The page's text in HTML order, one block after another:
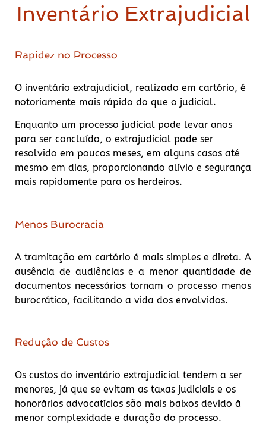
Inventário Extrajudicial
Rapidez no Processo
O inventário extrajudicial, realizado em cartório, é
notoriamente mais rápido do que o judicial.
Enquanto um processo judicial pode levar anos
para ser concluído, o extrajudicial pode ser
resolvido em poucos meses, em alguns casos até
mesmo em dias, proporcionando alívio e segurança
mais rapidamente para os herdeiros.
Menos Burocracia
A tramitação em cartório é mais simples e direta. A
ausência de audiências e a menor quantidade de
documentos necessários tornam o processo menos
burocrático, facilitando a vida dos envolvidos.
Redução de Custos
Os custos do inventário extrajudicial tendem a ser
menores, já que se evitam as taxas judiciais e os
honorários advocatícios são mais baixos devido à
menor complexidade e duração do processo.